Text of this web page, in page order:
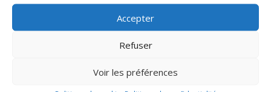
Accepter
Refuser
Voir les préférences
Déclaration de concubinage
Porter plainte auprès du procureur de la République
Place de l'emploi public - Offres d'emploi de la